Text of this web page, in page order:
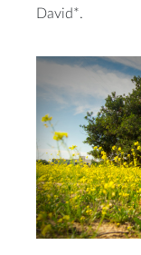
David*.